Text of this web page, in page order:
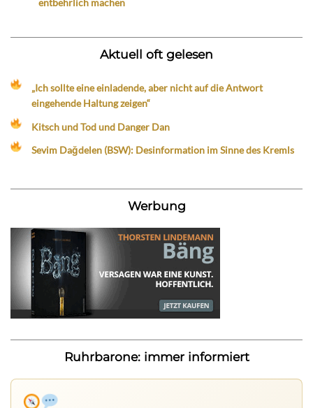
Aktuell oft gelesen
„Ich sollte eine einladende, aber nicht auf die Antwort
eingehende Haltung zeigen“
Kitsch und Tod und Danger Dan
Sevim Dağdelen (BSW): Desinformation im Sinne des Kremls
Werbung
Ruhrbarone: immer informiert